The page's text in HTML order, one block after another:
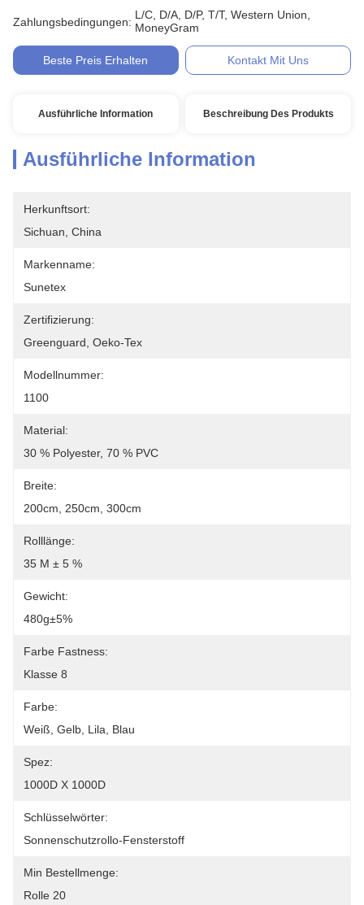
Zahlungsbedingungen:
L/C, D/A, D/P, T/T, Western Union,
MoneyGram
Beste Preis Erhalten Kontakt Mit Uns
Ausführliche Information Beschreibung Des Produkts
Ausführliche Information
Herkunftsort:
Sichuan, China
Markenname:
Sunetex
Zertifizierung:
Greenguard, Oeko-Tex
Modellnummer:
1100
Material:
30 % Polyester, 70 % PVC
Breite:
200cm, 250cm, 300cm
Rolllänge:
35 M ± 5 %
Gewicht:
480g±5%
Farbe Fastness:
Klasse 8
Farbe:
Weiß, Gelb, Lila, Blau
Spez:
1000D X 1000D
Schlüsselwörter:
Sonnenschutzrollo-Fensterstoff
Min Bestellmenge:
Rolle 20